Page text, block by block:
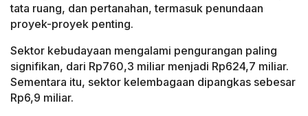
tata ruang, dan pertanahan, termasuk penundaan
proyek-proyek penting.
Sektor kebudayaan mengalami pengurangan paling
signifikan, dari Rp760,3 miliar menjadi Rp624,7 miliar.
Sementara itu, sektor kelembagaan dipangkas sebesar
Rp6,9 miliar.